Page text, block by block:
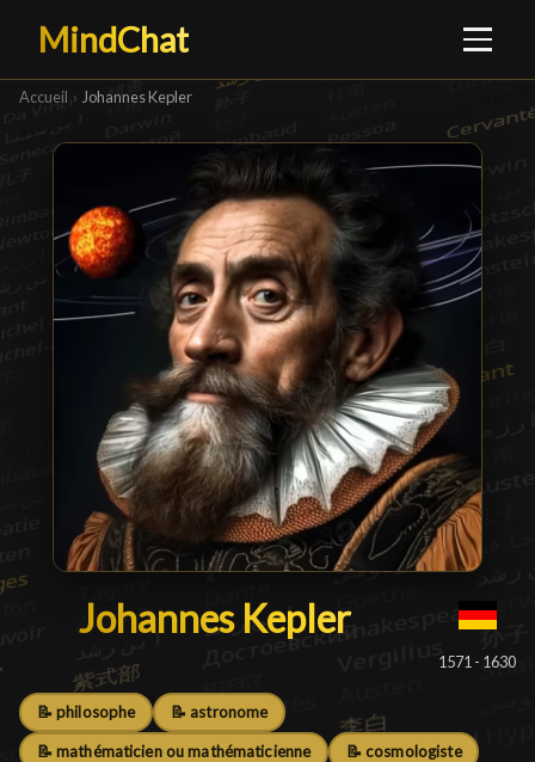
MindChat
Accueil › Johannes Kepler
Johannes Kepler
Johannes Kepler█
1571 - 1630
📝 philosophe 📝 astronome
📝 mathématicien ou mathématicienne 📝 cosmologiste